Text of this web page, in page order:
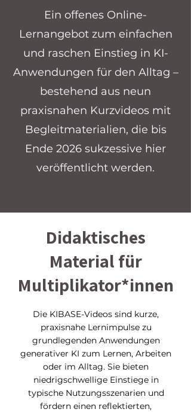
Ein offenes Online-
Lernangebot zum einfachen
und raschen Einstieg in KI-
Anwendungen für den Alltag –
bestehend aus neun
praxisnahen Kurzvideos mit
Begleitmaterialien, die bis
Ende 2026 sukzessive hier
veröffentlicht werden.
Didaktisches
Material für
Multiplikator*innen
Die KIBASE-Videos sind kurze,
praxisnahe Lernimpulse zu
grundlegenden Anwendungen
generativer KI zum Lernen, Arbeiten
oder im Alltag. Sie bieten
niedrigschwellige Einstiege in
typische Nutzungsszenarien und
fördern einen reflektierten,